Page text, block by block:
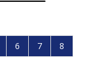
6 7 8